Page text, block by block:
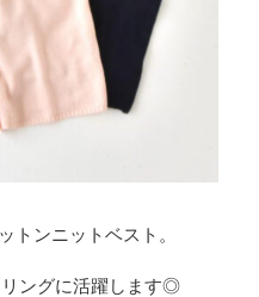
トンニットベスト。
リングに活躍します◎